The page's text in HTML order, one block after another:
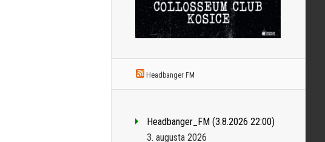
Headbanger FM
Headbanger_FM (3.8.2026 22:00)
3. augusta 2026